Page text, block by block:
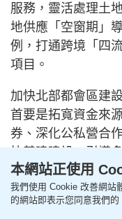
服務，靈活處理土
地供應「空窗期」
例，打通跨境「四
項目。
加快北部都會區建
首要是拓寬資金來
券、深化公私營合
快基建建設，引導
建造業優勢降本增
籌；加強跨境協同
協同。
本網站正使用
我們使用 Cookie 改善網站
的網站即表示您同意我們的